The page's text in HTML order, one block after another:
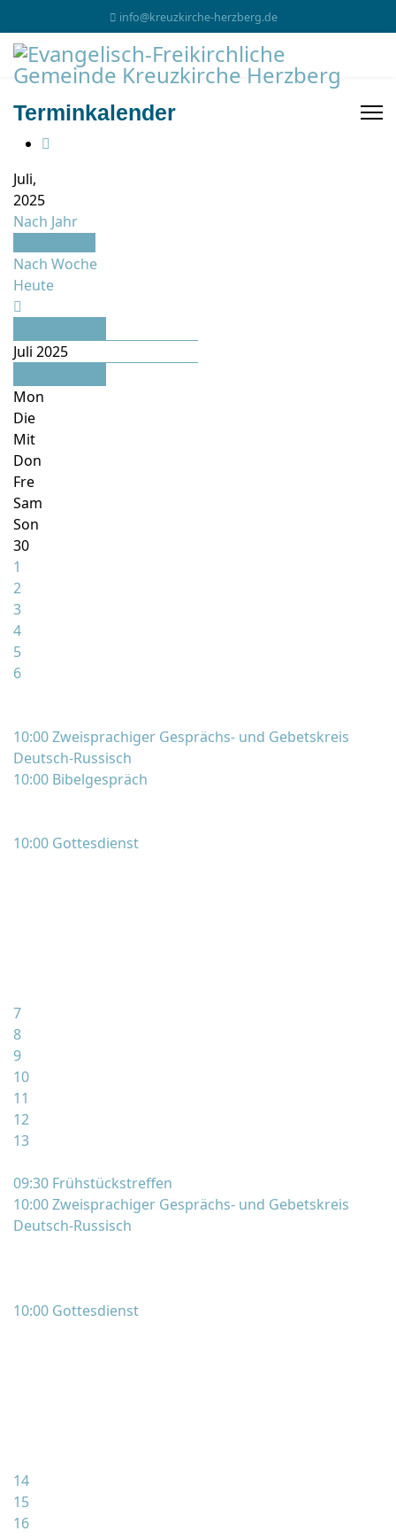
info@kreuzkirche-herzberg.de
Terminkalender
Juli,
2025
Nach Jahr
Nach Woche
Heute
Juli 2025
Mon
Die
Mit
Don
Fre
Sam
Son
30
1
2
3
4
5
6
10:00 Zweisprachiger Gesprächs- und Gebetskreis
Deutsch-Russisch
10:00 Bibelgespräch
10:00 Gottesdienst
7
8
9
10
11
12
13
09:30 Frühstückstreffen
10:00 Zweisprachiger Gesprächs- und Gebetskreis
Deutsch-Russisch
10:00 Gottesdienst
14
15
16